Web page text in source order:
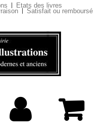
Etats des livres
Satisfait ou remboursé